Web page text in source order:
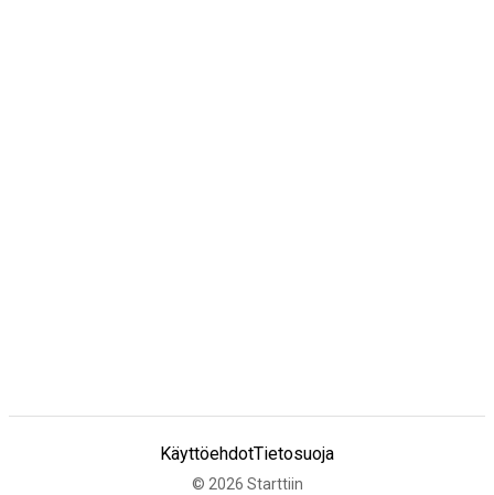
KäyttöehdotTietosuoja
© 2026 Starttiin